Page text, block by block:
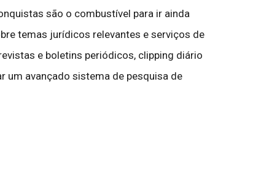
são o combustível para ir ainda
temas jurídicos relevantes e serviços de
e boletins periódicos, clipping diário
um avançado sistema de pesquisa de